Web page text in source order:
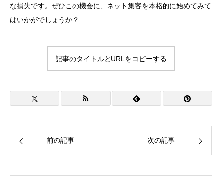
な損失です。ぜひこの機会に、ネット集客を本格的に始めてみて
はいかがでしょうか？
記事のタイトルとURLをコピーする
前の記事 次の記事